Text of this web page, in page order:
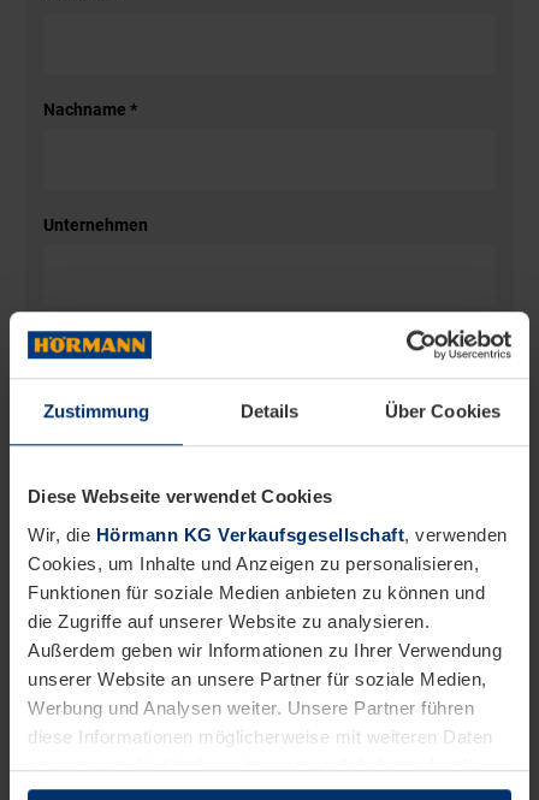
Zustimmung Details Über Cookies
Diese Webseite verwendet Cookies
Wir, die Hörmann KG Verkaufsgesellschaft, verwenden
Cookies, um Inhalte und Anzeigen zu personalisieren,
Funktionen für soziale Medien anbieten zu können und
die Zugriffe auf unserer Website zu analysieren.
Außerdem geben wir Informationen zu Ihrer Verwendung
unserer Website an unsere Partner für soziale Medien,
Werbung und Analysen weiter. Unsere Partner führen
diese Informationen möglicherweise mit weiteren Daten
zusammen, die Sie ihnen bereitgestellt haben oder die
sie im Rahmen Ihrer Nutzung der Dienste gesammelt
Nachname*
Unternehmen
Straße und Nr.
Stadt*
E-Mail-Adresse